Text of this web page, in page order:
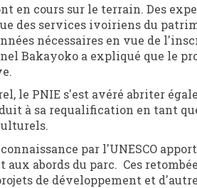
en cours sur le terrain. Des
des services ivoiriens du
nécessaires en vue de
Bakayoko a expliqué que le
le PNIE s'est avéré abriter
à sa requalification en tant
par l'UNESCO
abords du parc. Ces
de développement et